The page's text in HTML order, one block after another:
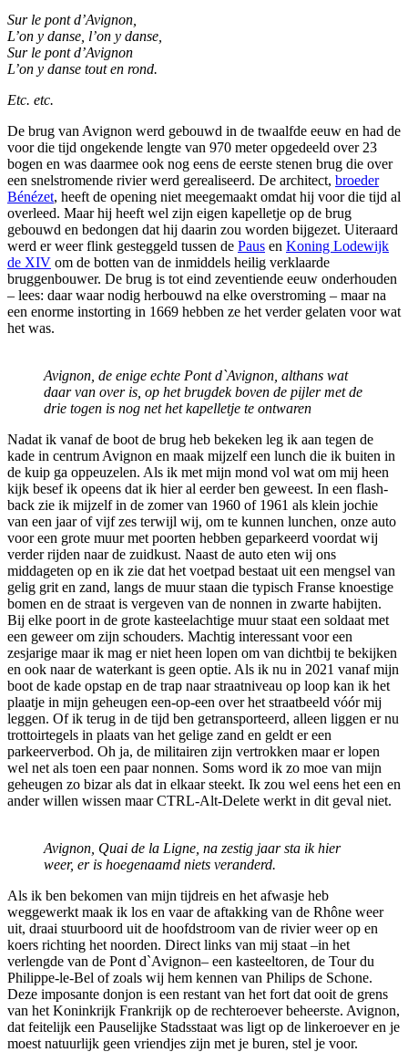
Sur le pont d’Avignon,
L’on y danse, l’on y danse,
Sur le pont d’Avignon
L’on y danse tout en rond.
Etc. etc.
De brug van Avignon werd gebouwd in de twaalfde eeuw en had de
voor die tijd ongekende lengte van 970 meter opgedeeld over 23
bogen en was daarmee ook nog eens de eerste stenen brug die over
een snelstromende rivier werd gerealiseerd. De architect, broeder
Bénézet, heeft de opening niet meegemaakt omdat hij voor die tijd al
overleed. Maar hij heeft wel zijn eigen kapelletje op de brug
gebouwd en bedongen dat hij daarin zou worden bijgezet. Uiteraard
werd er weer flink gesteggeld tussen de Paus en Koning Lodewijk
de XIV om de botten van de inmiddels heilig verklaarde
bruggenbouwer. De brug is tot eind zeventiende eeuw onderhouden
– lees: daar waar nodig herbouwd na elke overstroming – maar na
een enorme instorting in 1669 hebben ze het verder gelaten voor wat
het was.
Avignon, de enige echte Pont d`Avignon, althans wat
daar van over is, op het brugdek boven de pijler met de
drie togen is nog net het kapelletje te ontwaren
Nadat ik vanaf de boot de brug heb bekeken leg ik aan tegen de
kade in centrum Avignon en maak mijzelf een lunch die ik buiten in
de kuip ga oppeuzelen. Als ik met mijn mond vol wat om mij heen
kijk besef ik opeens dat ik hier al eerder ben geweest. In een flash-
back zie ik mijzelf in de zomer van 1960 of 1961 als klein jochie
van een jaar of vijf zes terwijl wij, om te kunnen lunchen, onze auto
voor een grote muur met poorten hebben geparkeerd voordat wij
verder rijden naar de zuidkust. Naast de auto eten wij ons
middageten op en ik zie dat het voetpad bestaat uit een mengsel van
gelig grit en zand, langs de muur staan die typisch Franse knoestige
bomen en de straat is vergeven van de nonnen in zwarte habijten.
Bij elke poort in de grote kasteelachtige muur staat een soldaat met
een geweer om zijn schouders. Machtig interessant voor een
zesjarige maar ik mag er niet heen lopen om van dichtbij te bekijken
en ook naar de waterkant is geen optie. Als ik nu in 2021 vanaf mijn
boot de kade opstap en de trap naar straatniveau op loop kan ik het
plaatje in mijn geheugen een-op-een over het straatbeeld vóór mij
leggen. Of ik terug in de tijd ben getransporteerd, alleen liggen er nu
trottoirtegels in plaats van het gelige zand en geldt er een
parkeerverbod. Oh ja, de militairen zijn vertrokken maar er lopen
wel net als toen een paar nonnen. Soms word ik zo moe van mijn
geheugen zo bizar als dat in elkaar steekt. Ik zou wel eens het een en
ander willen wissen maar CTRL-Alt-Delete werkt in dit geval niet.
Avignon, Quai de la Ligne, na zestig jaar sta ik hier
weer, er is hoegenaamd niets veranderd.
Als ik ben bekomen van mijn tijdreis en het afwasje heb
weggewerkt maak ik los en vaar de aftakking van de Rhône weer
uit, draai stuurboord uit de hoofdstroom van de rivier weer op en
koers richting het noorden. Direct links van mij staat –in het
verlengde van de Pont d`Avignon– een kasteeltoren, de Tour du
Philippe-le-Bel of zoals wij hem kennen van Philips de Schone.
Deze imposante donjon is een restant van het fort dat ooit de grens
van het Koninkrijk Frankrijk op de rechteroever beheerste. Avignon,
dat feitelijk een Pauselijke Stadsstaat was ligt op de linkeroever en je
moest natuurlijk geen vriendjes zijn met je buren, stel je voor.